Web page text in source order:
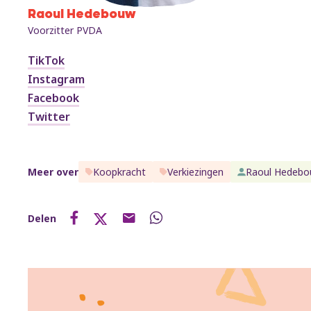
Raoul Hedebouw
Voorzitter PVDA
TikTok
Instagram
Facebook
Twitter
Meer over Koopkracht Verkiezingen Raoul
Delen